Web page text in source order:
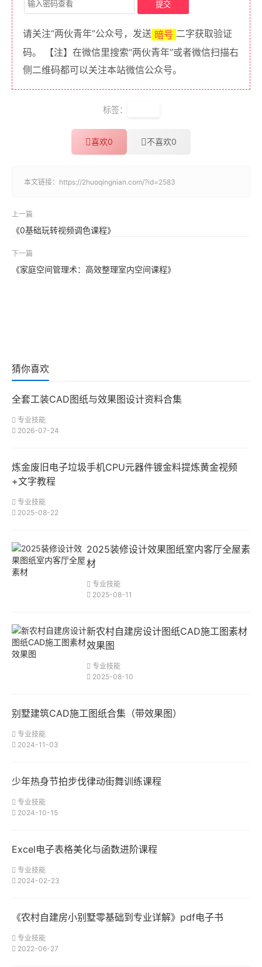
请关注“两伙青年”公众号，发送 暗号 二字获取验证
码。 【注】在微信里搜索“两伙青年”或者微信扫描右
侧二维码都可以关注本站微信公众号。
标签：
喜欢0 不喜欢0
本文链接： https://2huoqingnian.com/?id=2583
上一篇
《0基础玩转视频调色课程》
下一篇
《家庭空间管理术：高效整理室内空间课程》
猜你喜欢
全套工装CAD图纸与效果图设计资料合集
专业技能
2026-07-24
炼金废旧电子垃圾手机CPU元器件镀金料提炼黄金视频
+文字教程
专业技能
2025-08-22
2025装修设计效果图纸室内客厅全屋素
材
专业技能
2025-08-11
新农村自建房设计图纸CAD施工图素材
效果图
专业技能
2025-08-10
别墅建筑CAD施工图纸合集（带效果图）
专业技能
2024-11-03
少年热身节拍步伐律动街舞训练课程
专业技能
2024-10-15
Excel电子表格美化与函数进阶课程
专业技能
2024-02-23
《农村自建房小别墅零基础到专业详解》pdf电子书
专业技能
2022-06-27